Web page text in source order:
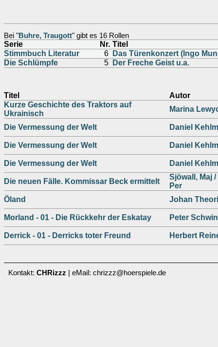
Bei "Buhre, Traugott" gibt es 16 Rollen
Serie Nr. Titel
Stimmbuch Literatur
6
Das Türenkonzert (Ingo
Die Schlümpfe
5 Der Freche Geist u.a.
Titel
Autor
Kurze Geschichte des Traktors auf
Ukrainisch
Marina
Die Vermessung der Welt Daniel
Die Vermessung der Welt Daniel
Die Vermessung der Welt Daniel
Die neuen Fälle. Kommissar Beck ermittelt
Sjöwall, Maj
Per
Öland
Johan
Morland - 01 - Die Rückkehr der Eskatay Peter
Derrick - 01 - Derricks toter Freund Herbert
Kontakt: CHRizzz | eMail: chrizzz@hoerspiele.de